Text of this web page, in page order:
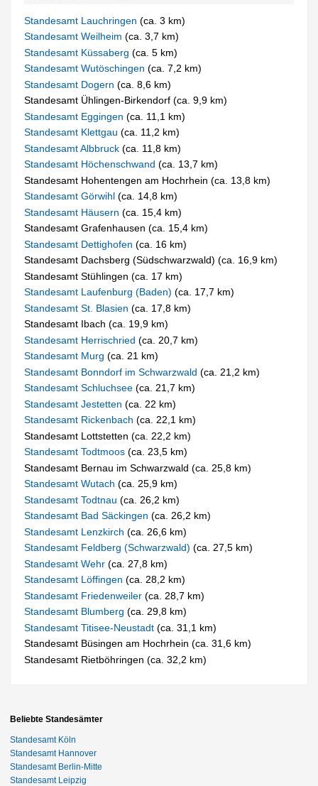
Standesamt Lauchringen(ca. 3 km)
Standesamt Weilheim(ca. 3,7 km)
Standesamt Küssaberg(ca. 5 km)
Standesamt Wutöschingen(ca. 7,2 km)
Standesamt Dogern(ca. 8,6 km)
Standesamt Ühlingen-Birkendorf (ca. 9,9 km)
Standesamt Eggingen(ca. 11,1 km)
Standesamt Klettgau(ca. 11,2 km)
Standesamt Albbruck(ca. 11,8 km)
Standesamt Höchenschwand(ca. 13,7 km)
Standesamt Hohentengen am Hochrhein (ca. 13,8 km)
Standesamt Görwihl(ca. 14,8 km)
Standesamt Häusern(ca. 15,4 km)
Standesamt Grafenhausen (ca. 15,4 km)
Standesamt Dettighofen(ca. 16 km)
Standesamt Dachsberg (Südschwarzwald) (ca. 16,9 km)
Standesamt Stühlingen (ca. 17 km)
Standesamt Laufenburg (Baden)(ca. 17,7 km)
Standesamt St. Blasien(ca. 17,8 km)
Standesamt Ibach (ca. 19,9 km)
Standesamt Herrischried(ca. 20,7 km)
Standesamt Murg(ca. 21 km)
Standesamt Bonndorf im Schwarzwald(ca. 21,2 km)
Standesamt Schluchsee(ca. 21,7 km)
Standesamt Jestetten(ca. 22 km)
Standesamt Rickenbach(ca. 22,1 km)
Standesamt Lottstetten (ca. 22,2 km)
Standesamt Todtmoos(ca. 23,5 km)
Standesamt Bernau im Schwarzwald (ca. 25,8 km)
Standesamt Wutach(ca. 25,9 km)
Standesamt Todtnau(ca. 26,2 km)
Standesamt Bad Säckingen(ca. 26,2 km)
Standesamt Lenzkirch(ca. 26,6 km)
Standesamt Feldberg (Schwarzwald)(ca. 27,5 km)
Standesamt Wehr(ca. 27,8 km)
Standesamt Löffingen(ca. 28,2 km)
Standesamt Friedenweiler(ca. 28,7 km)
Standesamt Blumberg(ca. 29,8 km)
Standesamt Titisee-Neustadt(ca. 31,1 km)
Standesamt Büsingen am Hochrhein (ca. 31,6 km)
Standesamt Rietböhringen (ca. 32,2 km)
Beliebte Standesämter
Standesamt Köln
Standesamt Hannover
Standesamt Berlin-Mitte
Standesamt Leipzig